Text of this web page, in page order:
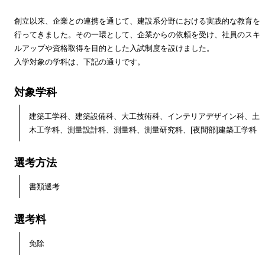
創立以来、企業との連携を通じて、建設系分野における実践的な教育を
行ってきました。その一環として、企業からの依頼を受け、社員のスキ
ルアップや資格取得を目的とした入試制度を設けました。
入学対象の学科は、下記の通りです。
対象学科
建築工学科、建築設備科、大工技術科、インテリアデザイン科、土
木工学科、測量設計科、測量科、測量研究科、[夜間部]建築工学科
選考方法
書類選考
選考料
免除